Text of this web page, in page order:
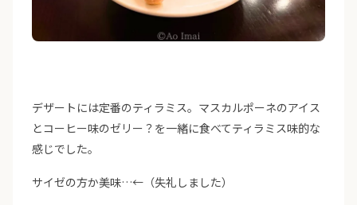
デザートには定番のティラミス。マスカルポーネのアイス
とコーヒー味のゼリー？を一緒に食べてティラミス味的な
感じでした。
サイゼの方か美味…←（失礼しました）